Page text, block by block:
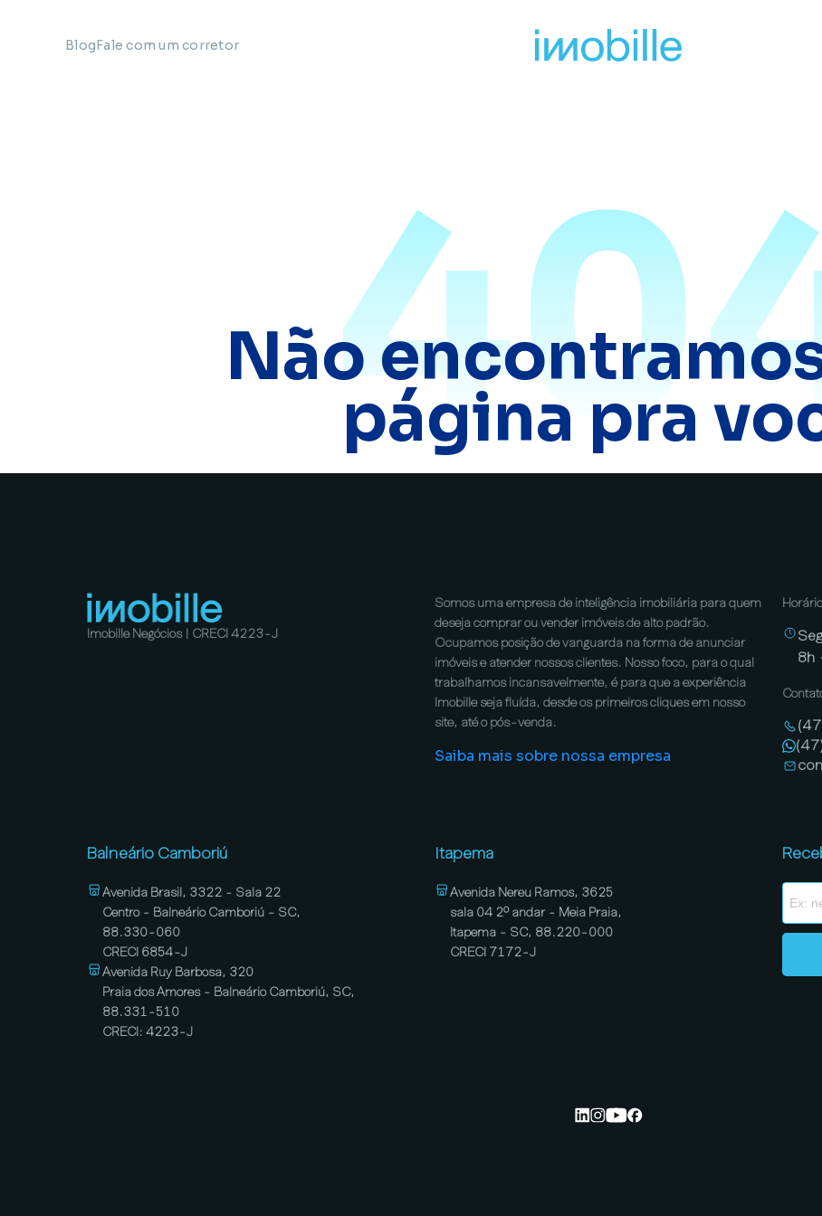
BlogFale com um corretor
Não
página pra
Imobille Negócios | CRECI 4223-J
Somos uma empresa de inteligência imobiliária para quem
deseja comprar ou vender imóveis de alto padrão.
Ocupamos posição de vanguarda na forma de anunciar
imóveis e atender nossos clientes. Nosso foco, para o qual
trabalhamos incansavelmente, é para que a experiência
Imobille seja fluída, desde os primeiros cliques em nosso
site, até o pós-venda.
Saiba mais sobre nossa empresa
8h
Balneário Camboriú
Avenida Brasil, 3322 - Sala 22
Centro - Balneário Camboriú - SC,
88.330-060
CRECI 6854-J
Avenida Ruy Barbosa, 320
Praia dos Amores - Balneário Camboriú, SC,
88.331-510
CRECI: 4223-J
Itapema
Avenida Nereu Ramos, 3625
sala 04 2º andar - Meia Praia,
Itapema - SC, 88.220-000
CRECI 7172-J